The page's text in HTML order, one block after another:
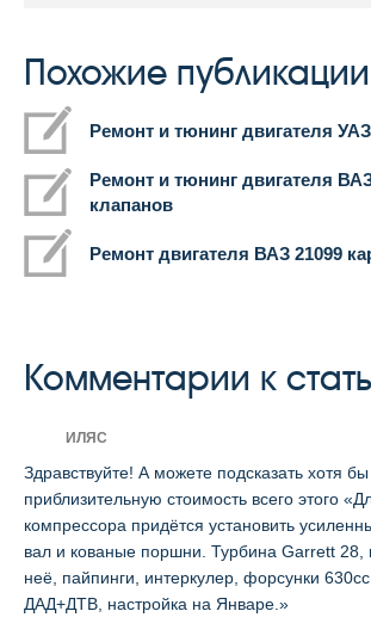
Похожие публикации
Ремонт и тюнинг двигателя
Ремонт и тюнинг двигателя
клапанов
Ремонт двигателя ВАЗ 21099
Комментарии к
ИЛЯС
Здравствуйте! А можете подсказать хотя бы
приблизительную стоимость всего этого
компрессора придётся установить
вал и кованые поршни. Турбина Garrett 28,
неё, пайпинги, интеркулер, форсунки
ДАД+ДТВ, настройка на Январе.»